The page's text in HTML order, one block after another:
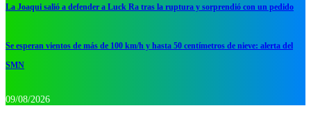
La Joaqui salió a defender a Luck Ra tras la ruptura y sorprendió con un pedido
Se esperan vientos de más de 100 km/h y hasta 50 centímetros de nieve: alerta del
SMN
09/08/2026